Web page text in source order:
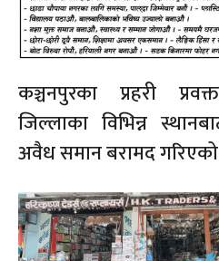
कञ्चनपुरका प्रहरी
जिल्लाका विभिन्न
अवैध समान बरामद